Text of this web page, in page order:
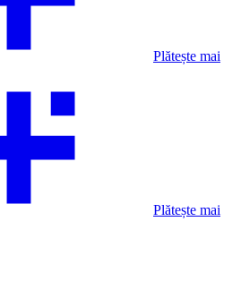
Plătește mai
Plătește mai